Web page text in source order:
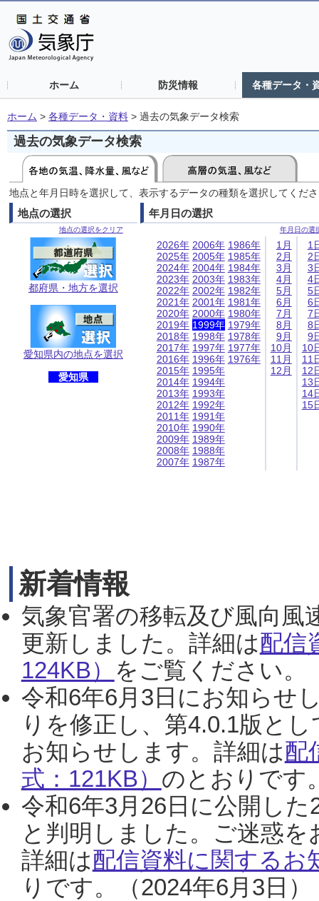
ホーム 防災情報 各種データ・
ホーム > 各種データ・資料 > 過去の気象データ検索
過去の気象データ検索
地点と年月日時を選択して、表示するデータの種類を選択してくだ
地点の選択
地点の選択をクリア
都府県・地方を選択
愛知県内の地点を選択
愛知県
年月日の選択
年月日の選
2026年
2025年
2024年
2023年
2022年
2021年
2020年
2019年
2018年
2017年
2016年
2015年
2014年
2013年
2012年
2011年
2010年
2009年
2008年
2007年
2006年
2005年
2004年
2003年
2002年
2001年
2000年
1999年
1998年
1997年
1996年
1995年
1994年
1993年
1992年
1991年
1990年
1989年
1988年
1987年
1986年
1985年
1984年
1983年
1982年
1981年
1980年
1979年
1978年
1977年
1976年
1月
2月
3月
4月
5月
6月
7月
8月
9月
10月
11月
12月
1
2
3
4
5
6
7
8
9
10
11
12
13
14
15
新着情報
気象官署の移転及び風向風
更新しました。詳細は配信
124KB） をご覧ください。
令和6年6月3日にお知らせ
りを修正し、第4.0.1版と
お知らせします。詳細は配
式：121KB） のとおりです
令和6年3月26日に公開し
と判明しました。ご迷惑
詳細は配信資料に関するお
りです。（2024年6月3日）